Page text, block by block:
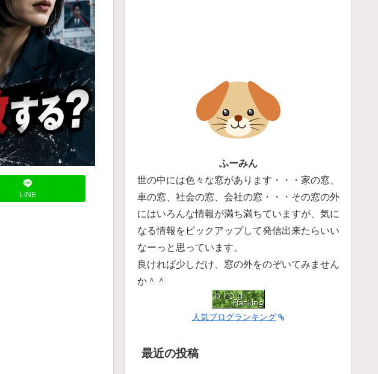
LINE
ふーみん
世の中には色々な窓があります・・・家の窓、
車の窓、社会の窓、会社の窓・・・その窓の外
にはいろんな情報が満ち満ちていますが、気に
なる情報をピックアップして発信出来たらいい
なーっと思っています。
良ければ少しだけ、窓の外をのぞいてみません
か＾＾
人気ブログランキング
最近の投稿